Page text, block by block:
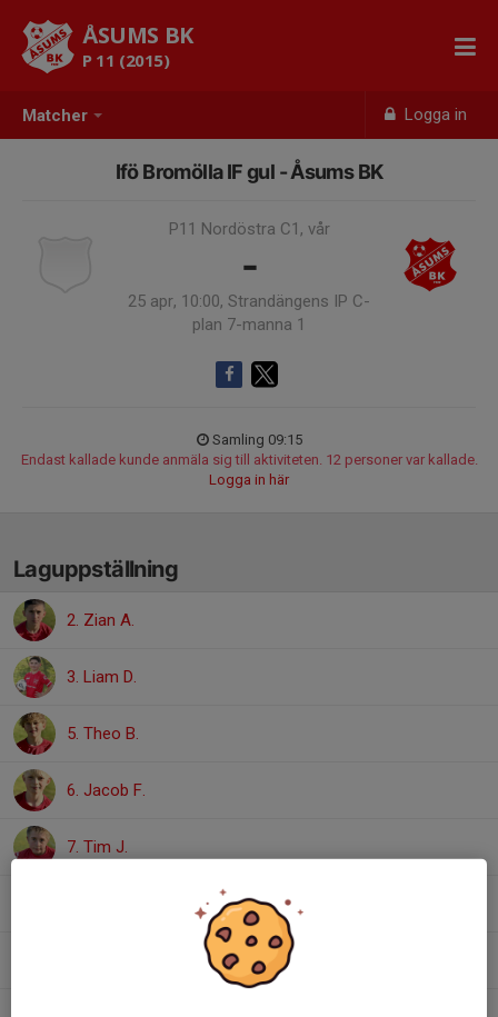
Matcher Logga in
ÅSUMS BK
P 11 (2015)
Ifö Bromölla IF gul - Åsums BK
P11 Nordöstra C1, vår
-
25 apr, 10:00, Strandängens IP C-
plan 7-manna 1
Samling 09:15
Endast kallade kunde anmäla sig till aktiviteten. 12 personer var kallade.
Logga in här
Laguppställning
2. Zian A.
3. Liam D.
5. Theo B.
6. Jacob F.
7. Tim J.